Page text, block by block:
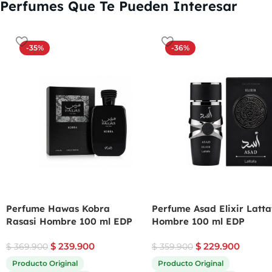
Perfumes Que Te Pueden Interesar
-35%
Perfume Hawas Kobra
Rasasi Hombre 100 ml EDP
$369.900 $ 239.900
Producto Original
-36%
Perfume Asad Elixir
Hombre 100 ml EDP
$359.900 $ 229.900
Producto Original